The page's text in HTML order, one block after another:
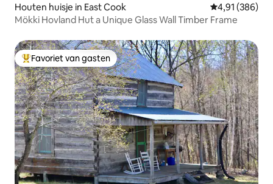
Houten huisje in East Cook Gemiddelde
4,91 (386)
Mökki Hovland Hut a Unique Glass Wall Timber Frame
Topfavoriet van gasten
Favoriet van gasten